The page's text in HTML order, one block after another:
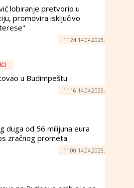
lobiranje pretvorio u
promovira isključivo
11:24 14.04.2025.
u Budimpeštu
11:16 14.04.2025.
duga od 56 milijuna eura
zračnog prometa
11:00 14.04.2025.